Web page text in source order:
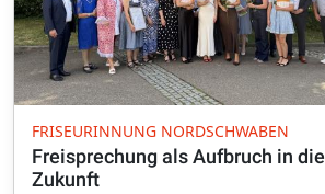
FRISEURINNUNG NORDSCHWABEN
Freisprechung als Aufbruch in die
Zukunft